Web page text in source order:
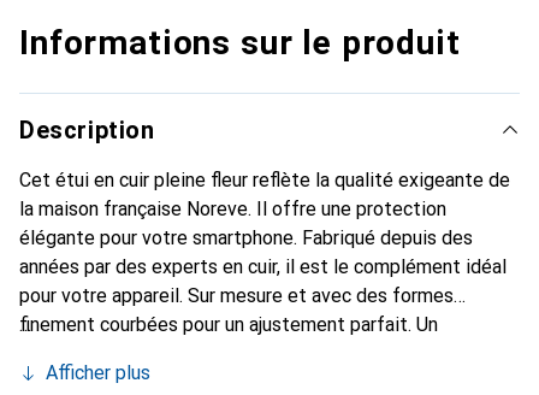
Informations sur le produit
Description
Cet étui en cuir pleine fleur reflète la qualité exigeante de
la maison française Noreve. Il offre une protection
élégante pour votre smartphone. Fabriqué depuis des
années par des experts en cuir, il est le complément idéal
pour votre appareil. Sur mesure et avec des formes
finement courbées pour un ajustement parfait. Un
smartphone. La marque Noreve est reconnue
Afficher plus